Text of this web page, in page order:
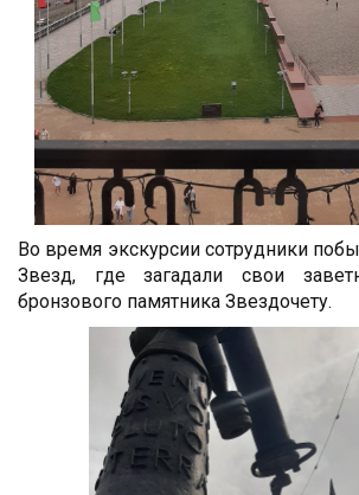
Во время экскурсии сотрудники
Звезд, где загадали свои
бронзового памятника Звездочету.